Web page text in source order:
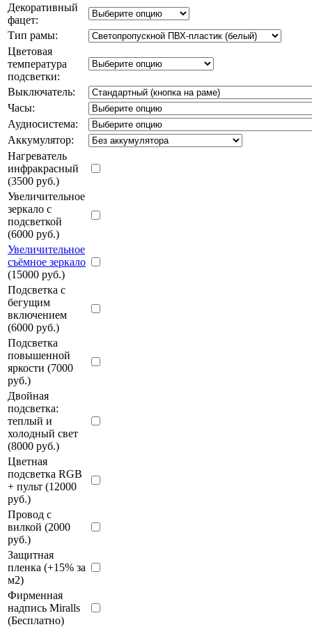
Декоративный
фацет:
Тип рамы:
Цветовая
температура
подсветки:
Выключатель:
Часы:
Аудиосистема:
Аккумулятор:
Нагреватель
инфракрасный
(3500 руб.)
Увеличительное
зеркало с
подсветкой
(6000 руб.)
Увеличительное
съёмное зеркало
(15000 руб.)
Подсветка с
бегущим
включением
(6000 руб.)
Подсветка
повышенной
яркости (7000
руб.)
Двойная
подсветка:
теплый и
холодный свет
(8000 руб.)
Цветная
подсветка RGB
+ пульт (12000
руб.)
Провод с
вилкой (2000
руб.)
Защитная
пленка (+15% за
м2)
Фирменная
надпись Miralls
(Бесплатно)